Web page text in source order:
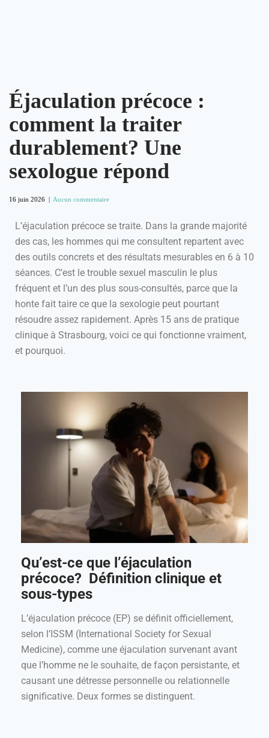
Éjaculation précoce :
comment la traiter
durablement? Une
sexologue répond
16 juin 2026 | Aucun commentaire
L’éjaculation précoce se traite. Dans la grande majorité
des cas, les hommes qui me consultent repartent avec
des outils concrets et des résultats mesurables en 6 à 10
séances. C’est le trouble sexuel masculin le plus
fréquent et l’un des plus sous-consultés, parce que la
honte fait taire ce que la sexologie peut pourtant
résoudre assez rapidement. Après 15 ans de pratique
clinique à Strasbourg, voici ce qui fonctionne vraiment,
et pourquoi.
Qu’est-ce que l’éjaculation
précoce? Définition clinique et
sous-types
L’éjaculation précoce (EP) se définit officiellement,
selon l’ISSM (International Society for Sexual
Medicine), comme une éjaculation survenant avant
que l’homme ne le souhaite, de façon persistante, et
causant une détresse personnelle ou relationnelle
significative. Deux formes se distinguent.